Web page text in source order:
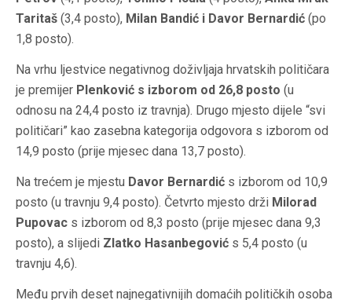
Taritaš (3,4 posto), Milan Bandić i Davor Bernardić (po
1,8 posto).
Na vrhu ljestvice negativnog doživljaja hrvatskih političara
je premijer Plenković s izborom od 26,8 posto (u
odnosu na 24,4 posto iz travnja). Drugo mjesto dijele “svi
političari” kao zasebna kategorija odgovora s izborom od
14,9 posto (prije mjesec dana 13,7 posto).
Na trećem je mjestu Davor Bernardić s izborom od 10,9
posto (u travnju 9,4 posto). Četvrto mjesto drži Milorad
Pupovac s izborom od 8,3 posto (prije mjesec dana 9,3
posto), a slijedi Zlatko Hasanbegović s 5,4 posto (u
travnju 4,6).
Među prvih deset najnegativnijih domaćih političkih osoba